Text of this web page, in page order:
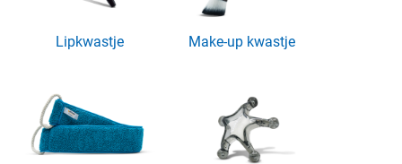
Lipkwastje Make-up kwastje